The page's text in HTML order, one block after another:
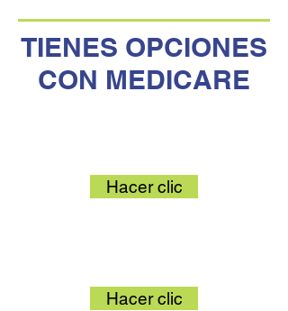
TIENES OPCIONES
CON MEDICARE
Hacer clic
Hacer clic